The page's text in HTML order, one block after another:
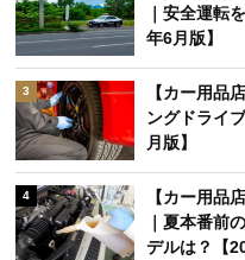
｜安全運転
年6月版】
3
【カー用品
ングドライ
月版】
4
【カー用品
｜夏本番前
デルは？【